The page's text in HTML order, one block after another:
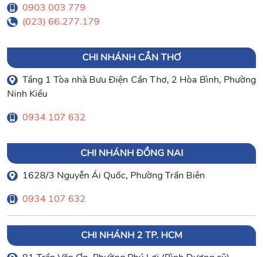
0903 003 779
(023) 66.277.179
CHI NHÁNH CẦN THƠ
Tầng 1 Tòa nhà Bưu Điện Cần Thơ, 2 Hòa Bình, Phường
Ninh Kiều
0934 107 632
CHI NHÁNH ĐỒNG NAI
1628/3 Nguyễn Ái Quốc, Phường Trấn Biên
0934 107 632
CHI NHÁNH 2 TP. HCM